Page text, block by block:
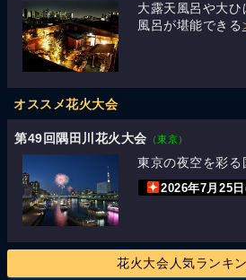
大露天風呂や大
風呂が堪能できる
オススメ花火大会
第49回隅田川花火大会 （東京）
東京の夜空を彩
2026年7月25
花火大会人気ランキ